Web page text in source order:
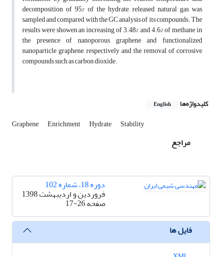
decomposition of 95% of the hydrate, released natural gas was
sampled and compared with the GC analysis of its compounds. The
results were showen an increasing of 3.48% and 4.6% of methane in
the presence of nanoporous graphene and functionalized
nanoparticle graphene, respectively and the removal of corrosive
compounds such as carbon dioxide.
کلیدواژه‌ها English
Graphene Enrichment Hydrate Stability
مراجع
دوره 18، شماره 102
فروردین و اردیبهشت 1398
صفحه17-26
فایل ها